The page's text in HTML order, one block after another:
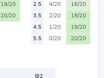
19/20
20/20
2.5
4/20
16/20
3.5
2/20
18/20
4.5
1/20
19/20
5.5
0/20 20/20
Ф2